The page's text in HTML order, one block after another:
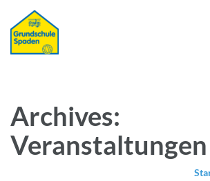
Archives:
Veranstaltungen